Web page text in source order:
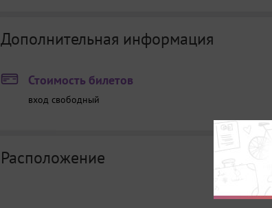
Дополнительная информация
Стоимость билетов
вход свободный
Расположение